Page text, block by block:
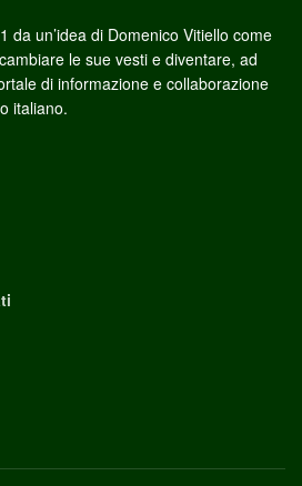
da un’idea di Domenico Vitiello come
le sue vesti e diventare, ad
di informazione e collaborazione
italiano.